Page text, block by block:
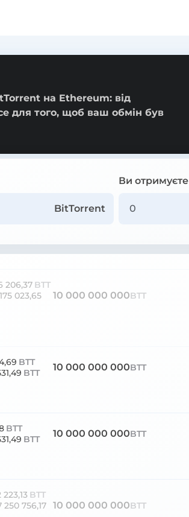
на Ethereum: від
для того, щоб ваш обмін був
BitTorrent
Ви отримуєте
206,37 BTT
023,65
10 000 000 000BTT
BTT
BTT 10 000 000 000BTT
BTT
BTT 10 000 000 000BTT
223,13 BTT
250 756,17
10 000 000 000BTT